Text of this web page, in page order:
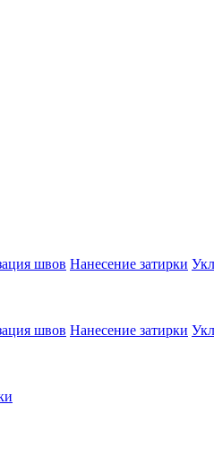
швов Нанесение затирки
швов Нанесение затирки